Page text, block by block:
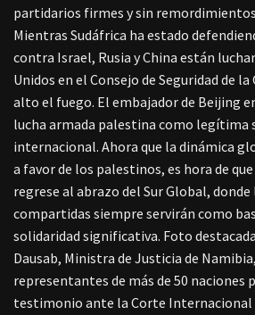
partidarios firmes y sin
Mientras Sudáfrica ha estado
contra Israel, Rusia y China están
Unidos en el Consejo de Seguridad de
alto el fuego. El embajador de Beijing
lucha armada palestina como legítima
internacional. Ahora que la dinámica
a favor de los palestinos, es hora de
regrese al abrazo del Sur Global,
compartidas siempre servirán como
solidaridad significativa. Foto
Dausab, Ministra de Justicia de
representantes de más de 50 naciones
testimonio ante la Corte Internacional